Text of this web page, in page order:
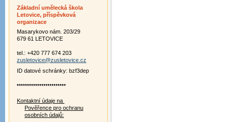
Základní umělecká škola
Letovice, příspěvková
organizace
Masarykovo nám. 203/29
679 61 LETOVICE
tel.: +420 777 674 203
zusletovice@zusletovice.cz
ID datové schránky: bzf3dep
************************
Kontaktní údaje na
Pověřence pro ochranu
osobních údajů: